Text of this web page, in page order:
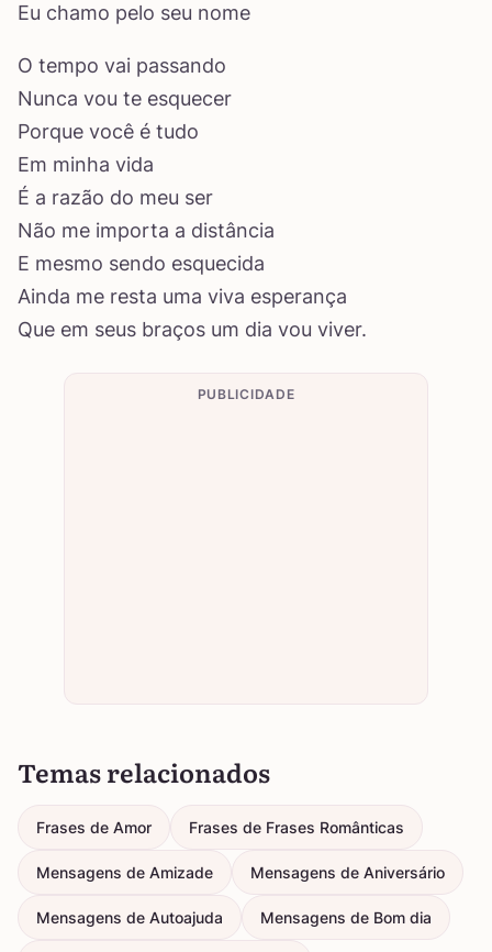
Eu chamo pelo seu nome
O tempo vai passando
Nunca vou te esquecer
Porque você é tudo
Em minha vida
É a razão do meu ser
Não me importa a distância
E mesmo sendo esquecida
Ainda me resta uma viva esperança
Que em seus braços um dia vou viver.
PUBLICIDADE
Temas relacionados
Frases de Amor Frases de Frases Românticas
Mensagens de Amizade Mensagens de Aniversário
Mensagens de Autoajuda Mensagens de Bom dia